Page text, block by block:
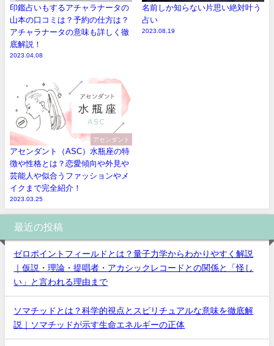
印鑑占いもするアチャラナータの
山本の口コミは？予約の仕方は？
アチャラナータの意味も詳しく徹
底解説！
2023.04.08
名前しか知らない片思い絶対叶う
占い
2023.08.19
アセンダント
アセンダント（ASC）水瓶座の特
徴や性格とは？恋愛傾向や外見や
芸能人や似合うファッションやメ
イクまで完全紹介！
2023.03.25
最近の投稿
ゼロポイントフィールドとは？量子力学からわかりやすく解説
｜仮説・理論・提唱者・アカシックレコードとの関係と「怪し
い」と言われる理由まで
ソマチッドとは？科学的視点とスピリチュアルな意味を徹底解
説｜ソマチッドが示す生命エネルギーの正体